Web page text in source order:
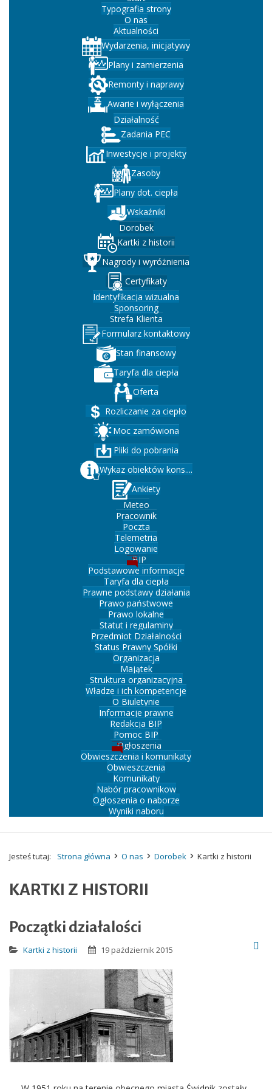
Typografia strony
O nas
Aktualności
Wydarzenia, inicjatywy
Plany i zamierzenia
Remonty i naprawy
Awarie i wyłączenia
Działalność
Zadania PEC
Inwestycje i projekty
Zasoby
Plany dot. ciepła
Wskaźniki
Dorobek
Kartki z historii
Nagrody i wyróżnienia
Certyfikaty
Identyfikacja wizualna
Sponsoring
Strefa Klienta
Formularz kontaktowy
Stan finansowy
Taryfa dla ciepła
Oferta
Rozliczanie za ciepło
Moc zamówiona
Pliki do pobrania
Wykaz obiektów kons....
Ankiety
Meteo
Pracownik
Poczta
Telemetria
Logowanie
BIP
Podstawowe informacje
Taryfa dla ciepła
Prawne podstawy działania
Prawo państwowe
Prawo lokalne
Statut i regulaminy
Przedmiot Działalności
Status Prawny Spółki
Organizacja
Majątek
Struktura organizacyjna
Władze i ich kompetencje
O Biuletynie
Informacje prawne
Redakcja BIP
Pomoc BIP
Ogłoszenia
Obwieszczenia i komunikaty
Obwieszczenia
Komunikaty
Nabór pracownikow
Ogłoszenia o naborze
Wyniki naboru
Jesteś tutaj: Strona główna O nas Dorobek Kartki z historii
KARTKI Z HISTORII
Początki działalości
Kartki z historii 19 październik 2015